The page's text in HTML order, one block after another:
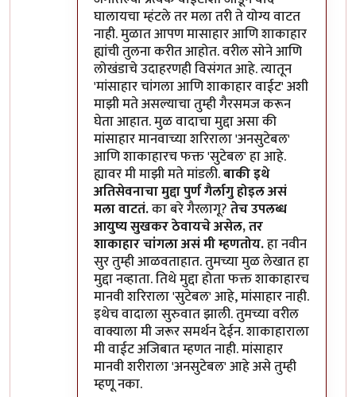
घालायचा म्हंटले तर मला तरी ते योग्य वाटत
नाही. मुळात आपण मासाहार आणि शाकाहार
ह्यांची तुलना करीत आहोत. वरील सोने आणि
लोखंडाचे उदाहरणही विसंगत आहे. त्यातून
'मांसाहार चांगला आणि शाकाहार वाईट' अशी
माझी मते असल्याचा तुम्ही गैरसमज करून
घेता आहात. मुळ वादाचा मुद्दा असा की
मांसाहार मानवाच्या शरिराला 'अनसुटेबल'
आणि शाकाहारच फक्त 'सुटेबल' हा आहे.
ह्यावर मी माझी मते मांडली.बाकी इथे
अतिसेवनाचा मुद्दा पुर्ण गैर्लागु होइल असं
मला वाटतं.का बरे गैरलागू?तेच उपलब्ध
आयुष्य सुखकर ठेवायचे असेल, तर
शाकाहार चांगला असं मी म्हणतोय.हा नवीन
सुर तुम्ही आळवताहात. तुमच्या मुळ लेखात हा
मुद्दा नव्हाता. तिथे मुद्दा होता फक्त शाकाहारच
मानवी शरिराला 'सुटेबल' आहे, मांसाहार नाही.
इथेच वादाला सुरुवात झाली. तुमच्या वरील
वाक्याला मी जरूर समर्थन देईन. शाकाहाराला
मी वाईट अजिबात म्हणत नाही. मांसाहार
मानवी शरीराला 'अनसुटेबल' आहे असे तुम्ही
म्हणू नका.